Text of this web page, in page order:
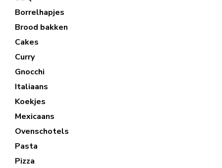
Borrelhapjes
Brood bakken
Cakes
Curry
Gnocchi
Italiaans
Koekjes
Mexicaans
Ovenschotels
Pasta
Pizza